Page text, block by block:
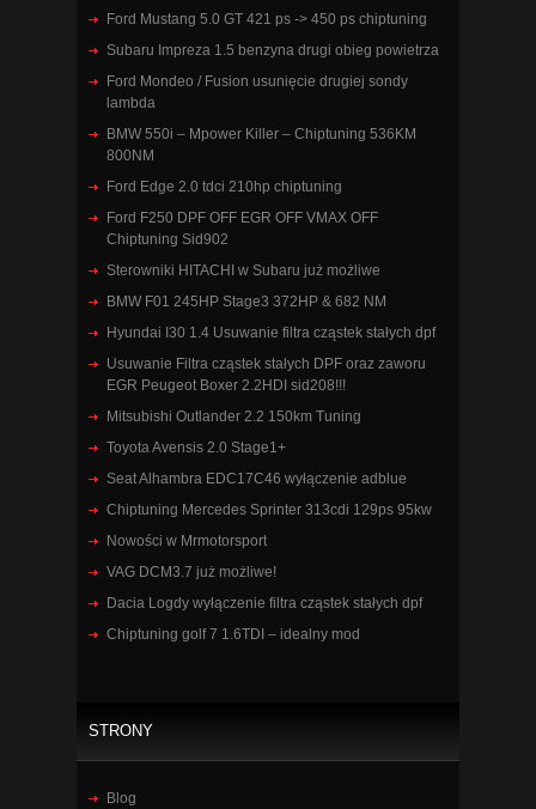
Ford Mustang 5.0 GT 421 ps -> 450 ps chiptuning
Subaru Impreza 1.5 benzyna drugi obieg powietrza
Ford Mondeo / Fusion usunięcie drugiej sondy
lambda
BMW 550i – Mpower Killer – Chiptuning 536KM
800NM
Ford Edge 2.0 tdci 210hp chiptuning
Ford F250 DPF OFF EGR OFF VMAX OFF
Chiptuning Sid902
Sterowniki HITACHI w Subaru już możliwe
BMW F01 245HP Stage3 372HP & 682 NM
Hyundai I30 1.4 Usuwanie filtra cząstek stałych dpf
Usuwanie Filtra cząstek stałych DPF oraz zaworu
EGR Peugeot Boxer 2.2HDI sid208!!!
Mitsubishi Outlander 2.2 150km Tuning
Toyota Avensis 2.0 Stage1+
Seat Alhambra EDC17C46 wyłączenie adblue
Chiptuning Mercedes Sprinter 313cdi 129ps 95kw
Nowości w Mrmotorsport
VAG DCM3.7 już możliwe!
Dacia Logdy wyłączenie filtra cząstek stałych dpf
Chiptuning golf 7 1.6TDI – idealny mod
STRONY
Blog